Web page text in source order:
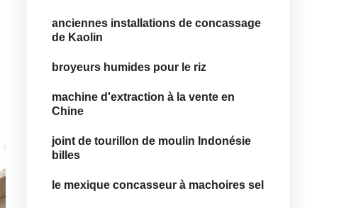
anciennes installations de concassage
de Kaolin
broyeurs humides pour le riz
machine d'extraction à la vente en
Chine
joint de tourillon de moulin Indonésie
billes
le mexique concasseur à machoires sel